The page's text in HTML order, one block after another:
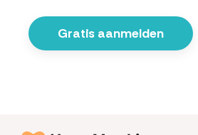
Gratis aanmelden